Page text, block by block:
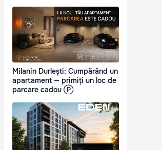
Milanin Durlești: Cumpărând un
apartament — primiți un loc de
parcare cadou Ⓟ